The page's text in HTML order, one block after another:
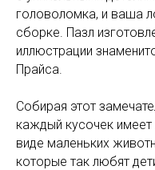
головоломка, и ваша
сборке. Пазл
иллюстрации
Прайса.
Собирая этот
каждый кусочек
виде маленьких
которые так любят